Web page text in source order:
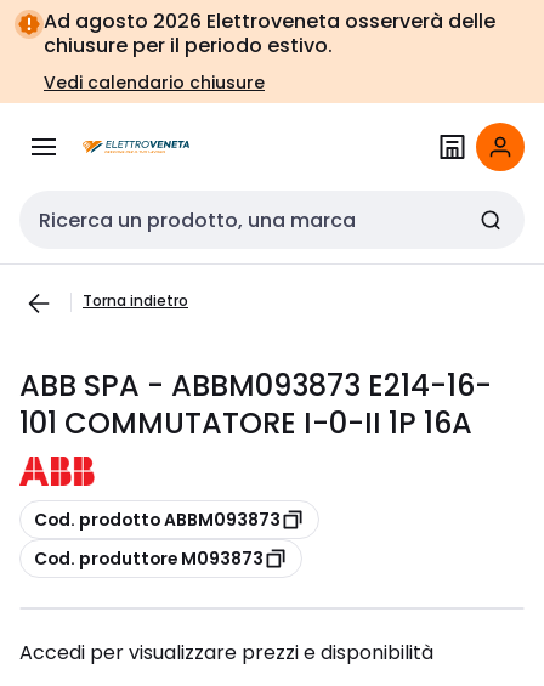
Vai alla
navigazione
Vai
alla
pagina
Ad agosto 2026 Elettroveneta osserverà delle
chiusure per il periodo estivo.
Vedi calendario chiusure
Cerca input
Torna indietro
ABB SPA - ABBM093873 E214-16-
101 COMMUTATORE I-0-II 1P 16A
copia
Cod. prodotto ABBM093873
copia
Cod. produttore M093873
Accedi per visualizzare prezzi e disponibilità